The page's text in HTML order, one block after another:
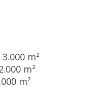
m²
m²
m²